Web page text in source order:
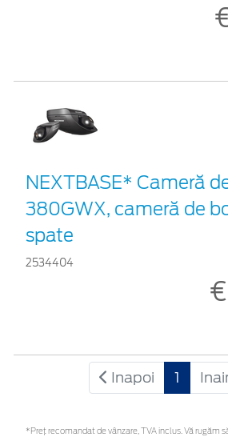
NEXTBASE* Cameră
380GWX, cameră de
spate
2534404
Inapoi 1
*Preţ recomandat de vânzare, TVA inclus. Vă rugăm